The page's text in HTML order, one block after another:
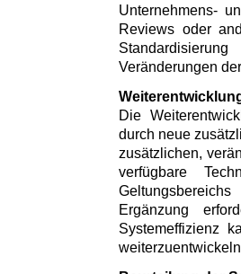
Unternehmens-
Reviews oder
Veränderungen
Die
durch neue
zusätzlichen,
verfügbare
Ergänzung
Systemeffizienz